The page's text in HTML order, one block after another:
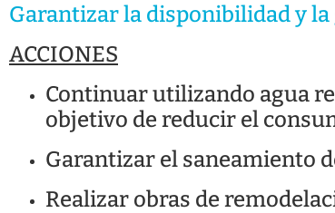
Garantizar la disponibilidad y
ACCIONES
Continuar utilizando agua
objetivo de reducir el
Garantizar el saneamiento
Realizar obras de